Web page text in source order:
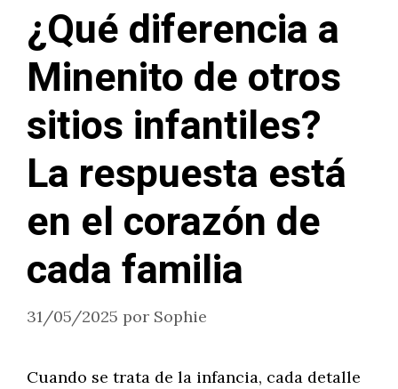
¿Qué diferencia a
Minenito de otros
sitios infantiles?
La respuesta está
en el corazón de
cada familia
31/05/2025 por Sophie
Cuando se trata de la infancia, cada detalle